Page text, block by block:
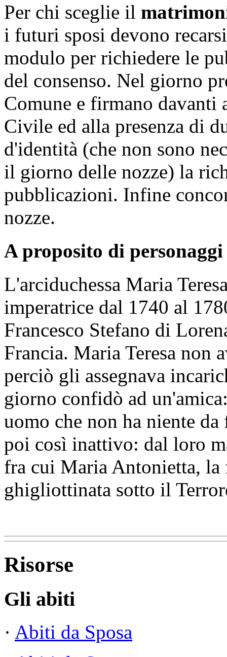
Per chi sceglie il
i futuri sposi devono
modulo per richiedere le
del consenso. Nel giorno
Comune e firmano
Civile ed alla presenza di
d'identità (che non sono
il giorno delle nozze) la
pubblicazioni. Infine
nozze.
A proposito di
L'arciduchessa Maria
imperatrice dal 1740 al
Francesco Stefano di
Francia. Maria Teresa non
perciò gli assegnava
giorno confidò ad
uomo che non ha niente
poi così inattivo: dal loro
fra cui Maria Antonietta,
ghigliottinata sotto il
Risorse
Gli abiti
· Abiti da Sposa